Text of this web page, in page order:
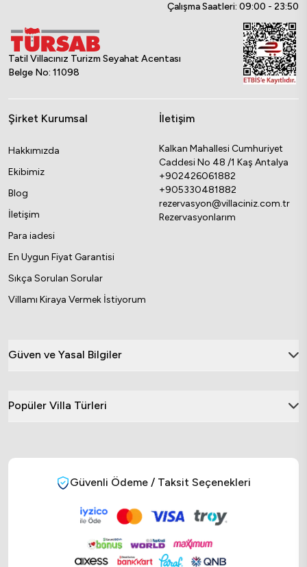
Çalışma Saatleri: 09:00 - 23:50
Tatil Villacınız Turizm Seyahat Acentası
Belge No: 11098
Şirket Kurumsal
Hakkımızda
Ekibimiz
Blog
İletişim
Para iadesi
En Uygun Fiyat Garantisi
Sıkça Sorulan Sorular
Villamı Kiraya Vermek İstiyorum
İletişim
Kalkan Mahallesi Cumhuriyet
Caddesi No 48 /1 Kaş Antalya
+902426061882
+905330481882
rezervasyon@villaciniz.com.tr
Rezervasyonlarım
Güven ve Yasal Bilgiler
Popüler Villa Türleri
Güvenli Ödeme / Taksit Seçenekleri